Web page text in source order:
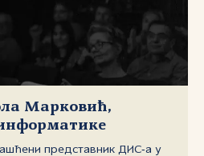
Марковић,
представник ДИС‑а у